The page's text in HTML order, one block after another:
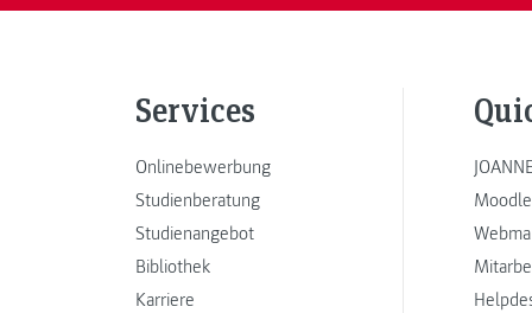
Services
Onlinebewerbung
Studienberatung
Studienangebot
Bibliothek
Karriere